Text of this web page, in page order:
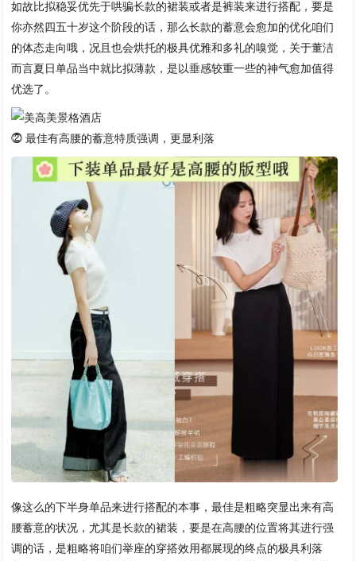
如故比拟稳妥优先于哄骗长款的裙装或者是裤装来进行搭配，要是
你亦然四五十岁这个阶段的话，那么长款的蓄意会愈加的优化咱们
的体态走向哦，况且也会烘托的极具优雅和多礼的嗅觉，关于董洁
而言夏日单品当中就比拟薄款，是以垂感较重一些的神气愈加值得
优选了。
⓶ 最佳有高腰的蓄意特质强调，更显利落
像这么的下半身单品来进行搭配的本事，最佳是粗略突显出来有高
腰蓄意的状况，尤其是长款的裙装，要是在高腰的位置将其进行强
调的话，是粗略将咱们举座的穿搭效用都展现的终点的极具利落